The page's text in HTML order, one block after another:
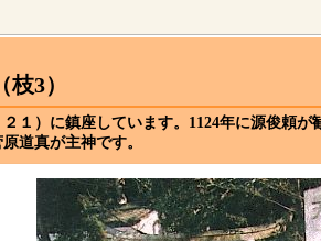
3）
１）に鎮座しています。1124年に源俊頼
道真が主神です。